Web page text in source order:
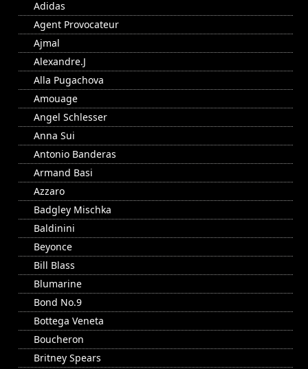
Adidas
Agent Provocateur
Ajmal
Alexandre.J
Alla Pugachova
Amouage
Angel Schlesser
Anna Sui
Antonio Banderas
Armand Basi
Azzaro
Badgley Mischka
Baldinini
Beyonce
Bill Blass
Blumarine
Bond No.9
Bottega Veneta
Boucheron
Britney Spears